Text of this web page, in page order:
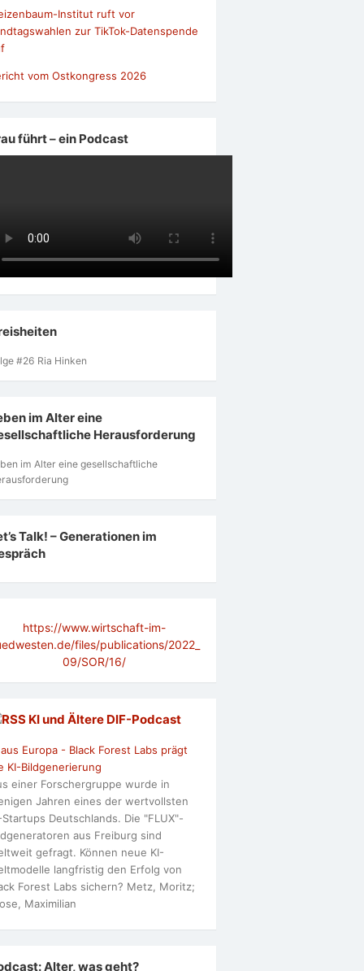
Institut ruft vor
zur TikTok-Datenspende
vom Ostkongress 2026
führt – ein Podcast
#26 Ria Hinken
im Alter eine
Herausforderung
im Alter eine gesellschaftliche
Talk! – Generationen im
https://www.wirtschaft-im-
files/publications/2022_
09/SOR/16/
KI und Ältere DlF-Podcast
aus Europa - Black Forest Labs prägt
KI-Bildgenerierung
einer Forschergruppe wurde in
Jahren eines der wertvollsten
Startups Deutschlands. Die "FLUX"-
aus Freiburg sind
gefragt. Können neue KI-
langfristig den Erfolg von
Forest Labs sichern? Metz, Moritz;
Maximilian
Alter, was geht?